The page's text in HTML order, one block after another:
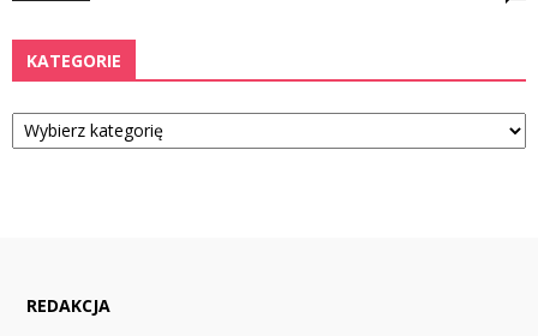
KATEGORIE
Kategorie
REDAKCJA